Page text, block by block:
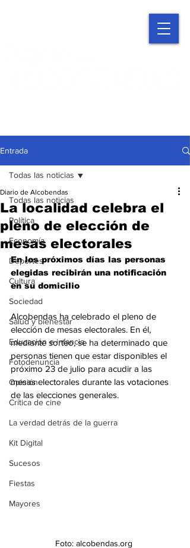
Entrada
Todas las noticias
Política
Economía
Deportes
Cultura
Sociedad
Salud y bienestar
Educación e infancia
Fotodenuncia
Opinión
Crítica de cine
La verdad detrás de la guerra
Kit Digital
Sucesos
Fiestas
Mayores
Todas las noticias
La localidad celebra el
pleno de elección de
mesas electorales
Diario de Alcobendas
En los próximos días las personas
elegidas recibirán una notificación
en su domicilio
Alcobendas ha celebrado el pleno de
elección de mesas electorales. En él,
mediante sorteo, se ha determinado que
personas tienen que estar disponibles el
próximo 23 de julio para acudir a las
mesas electorales durante las votaciones
de las elecciones generales.
Foto: alcobendas.org